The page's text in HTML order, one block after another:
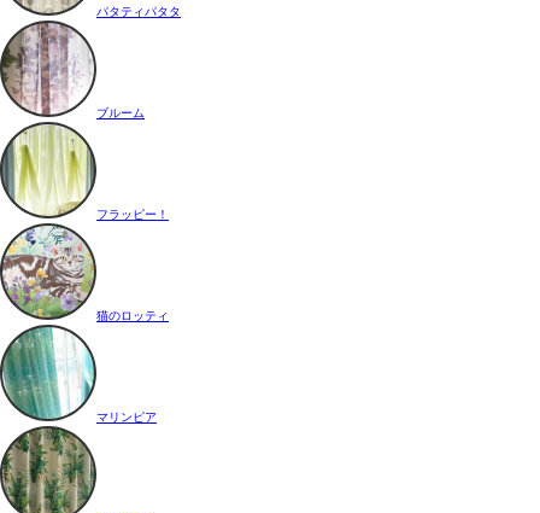
パタティパタタ
ブルーム
フラッピー！
猫のロッティ
マリンピア